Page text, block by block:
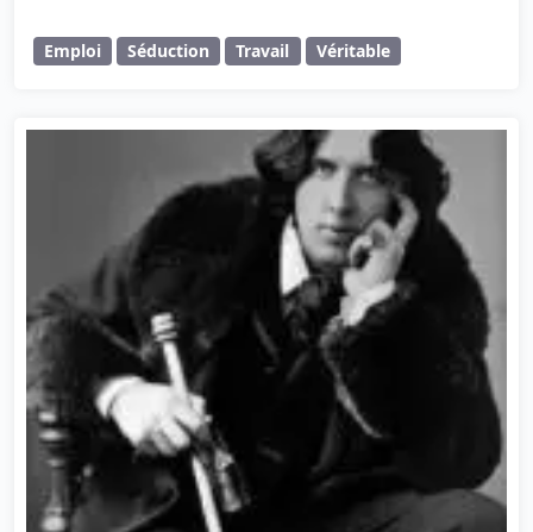
Emploi Séduction Travail Véritable